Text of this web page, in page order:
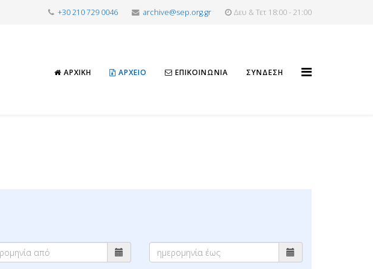
+30 210 729 0046 archive@sep.org.gr Δευ & Τετ 18:00 - 21:00
ΑΡΧΙΚΉ ΑΡΧΕΊΟ ΕΠΙΚΟΙΝΩΝΊΑ ΣΎΝΔΕΣΗ